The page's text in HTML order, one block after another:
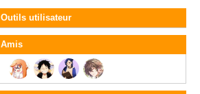
Outils utilisateur
Amis